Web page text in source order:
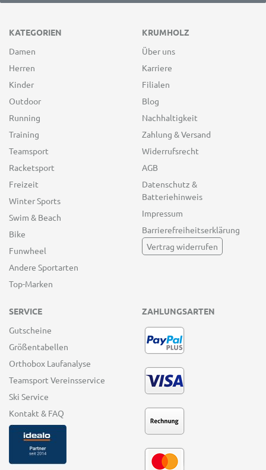
KATEGORIEN
Damen
Herren
Kinder
Outdoor
Running
Training
Teamsport
Racketsport
Freizeit
Winter Sports
Swim & Beach
Bike
Funwheel
Andere Sportarten
Top-Marken
KRUMHOLZ
Über uns
Karriere
Filialen
Blog
Nachhaltigkeit
Zahlung & Versand
Widerrufsrecht
AGB
Datenschutz &
Batteriehinweis
Impressum
Barrierefreiheitserklärung
Vertrag widerrufen
SERVICE
Gutscheine
Größentabellen
Orthobox Laufanalyse
Teamsport Vereinsservice
Ski Service
Kontakt & FAQ
ZAHLUNGSARTEN